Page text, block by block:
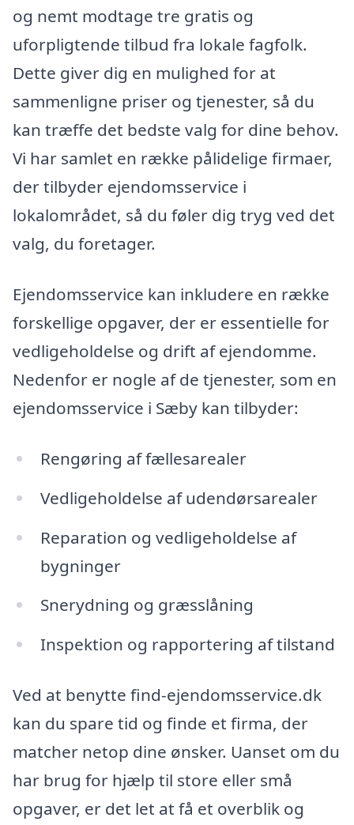
og nemt modtage tre gratis og
uforpligtende tilbud fra lokale fagfolk.
Dette giver dig en mulighed for at
sammenligne priser og tjenester, så du
kan træffe det bedste valg for dine behov.
Vi har samlet en række pålidelige firmaer,
der tilbyder ejendomsservice i
lokalområdet, så du føler dig tryg ved det
valg, du foretager.
Ejendomsservice kan inkludere en række
forskellige opgaver, der er essentielle for
vedligeholdelse og drift af ejendomme.
Nedenfor er nogle af de tjenester, som en
ejendomsservice i Sæby kan tilbyder:
Rengøring af fællesarealer
Vedligeholdelse af udendørsarealer
Reparation og vedligeholdelse af
bygninger
Snerydning og græsslåning
Inspektion og rapportering af tilstand
Ved at benytte find-ejendomsservice.dk
kan du spare tid og finde et firma, der
matcher netop dine ønsker. Uanset om du
har brug for hjælp til store eller små
opgaver, er det let at få et overblik og